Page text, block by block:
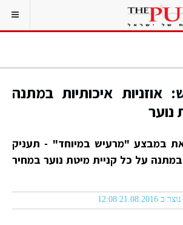
אוזניות איכותיות במתנה
נוער
במבצע "מרעיש במיוחד" - תעניק
במתנה על כל קניית מיטת נוער במחיר
נוצר ב 21.08.2016 12:08